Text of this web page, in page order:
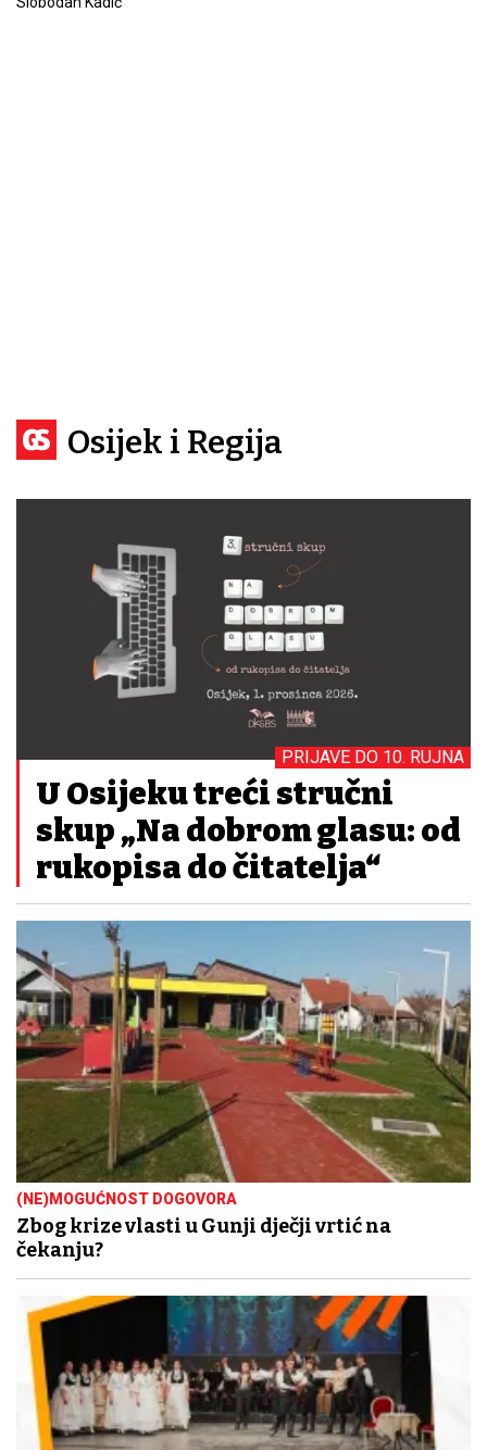
Osijek i Regija
PRIJAVE DO 10. RUJNA
U Osijeku treći stručni
skup „Na dobrom glasu: od
rukopisa do čitatelja“
(NE)MOGUĆNOST DOGOVORA
Zbog krize vlasti u Gunji dječji vrtić na
čekanju?